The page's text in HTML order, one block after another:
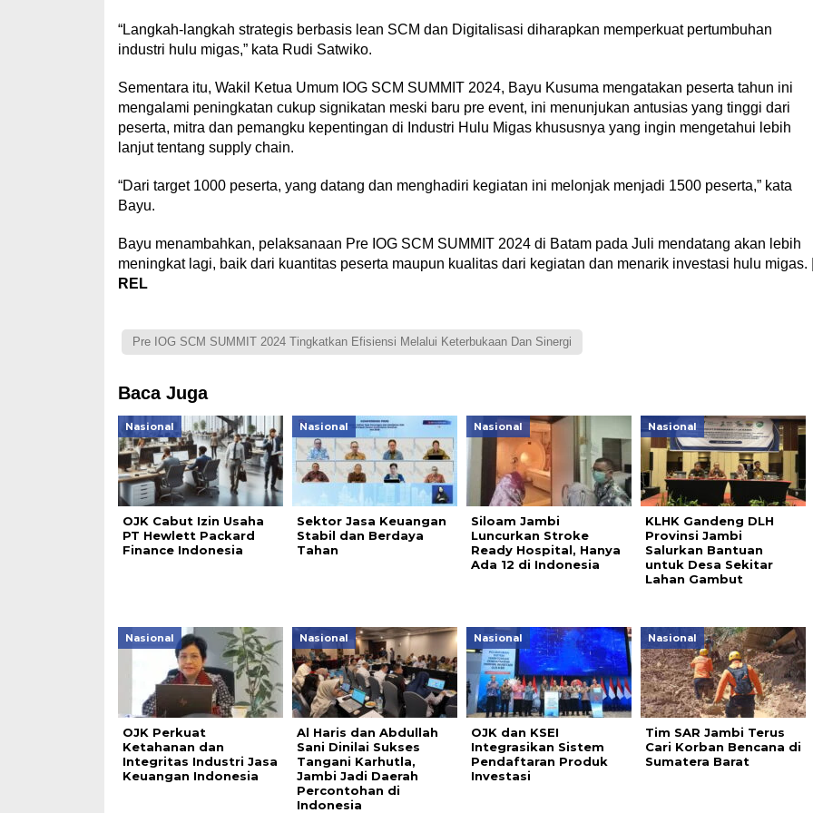
“Langkah-langkah strategis berbasis lean SCM dan Digitalisasi diharapkan memperkuat pertumbuhan
industri hulu migas,” kata Rudi Satwiko.
Sementara itu, Wakil Ketua Umum IOG SCM SUMMIT 2024, Bayu Kusuma mengatakan peserta tahun ini
mengalami peningkatan cukup signikatan meski baru pre event, ini menunjukan antusias yang tinggi dari
peserta, mitra dan pemangku kepentingan di Industri Hulu Migas khususnya yang ingin mengetahui lebih
lanjut tentang supply chain.
“Dari target 1000 peserta, yang datang dan menghadiri kegiatan ini melonjak menjadi 1500 peserta,” kata
Bayu.
Bayu menambahkan, pelaksanaan Pre IOG SCM SUMMIT 2024 di Batam pada Juli mendatang akan lebih
meningkat lagi, baik dari kuantitas peserta maupun kualitas dari kegiatan dan menarik investasi hulu migas.
REL
Pre IOG SCM SUMMIT 2024 Tingkatkan Efisiensi Melalui Keterbukaan Dan Sinergi
Baca Juga
Nasional
OJK Cabut Izin Usaha
PT Hewlett Packard
Finance Indonesia
Nasional
Sektor Jasa Keuangan
Stabil dan Berdaya
Tahan
Nasional
Siloam Jambi
Luncurkan Stroke
Ready Hospital, Hanya
Ada 12 di Indonesia
Nasional
KLHK Gandeng DLH
Provinsi Jambi
Salurkan Bantuan
untuk Desa Sekitar
Lahan Gambut
Nasional
OJK Perkuat
Ketahanan dan
Integritas Industri Jasa
Keuangan Indonesia
Nasional
Al Haris dan Abdullah
Sani Dinilai Sukses
Tangani Karhutla,
Jambi Jadi Daerah
Percontohan di
Indonesia
Nasional
OJK dan KSEI
Integrasikan Sistem
Pendaftaran Produk
Investasi
Nasional
Tim SAR Jambi Terus
Cari Korban Bencana di
Sumatera Barat